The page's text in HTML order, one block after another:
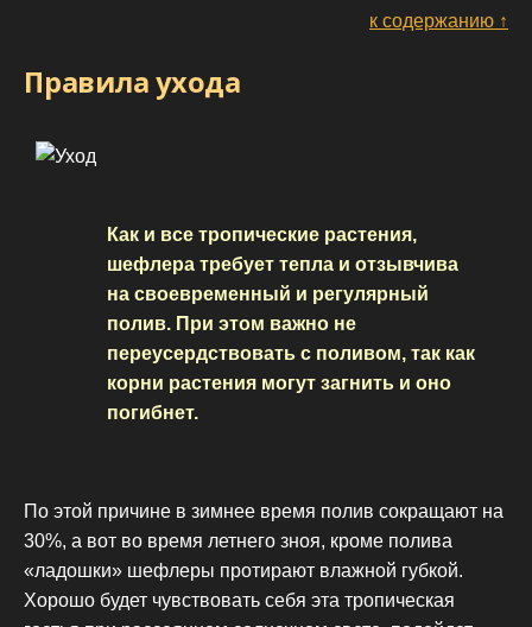
к содержанию ↑
Правила ухода
Как и все тропические растения,
шефлера требует тепла и отзывчива
на своевременный и регулярный
полив. При этом важно не
переусердствовать с поливом, так как
корни растения могут загнить и оно
погибнет.
По этой причине в зимнее время полив сокращают на
30%, а вот во время летнего зноя, кроме полива
«ладошки» шефлеры протирают влажной губкой.
Хорошо будет чувствовать себя эта тропическая